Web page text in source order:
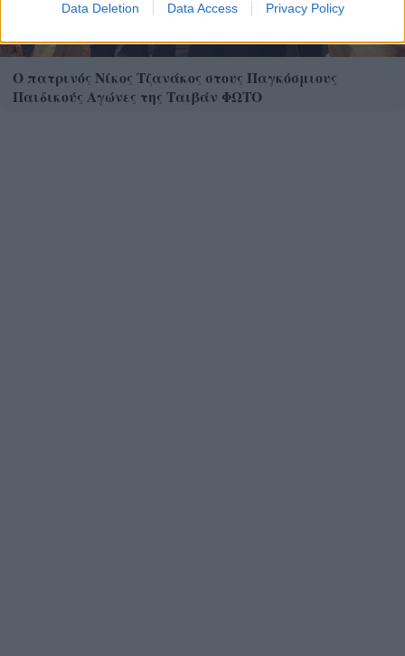
Data Deletion Data Access Privacy Policy
Ο πατρινός Νίκος Τζανάκος στους Παγκόσμιους
Παιδικούς Αγώνες της Ταιβάν ΦΩΤΟ